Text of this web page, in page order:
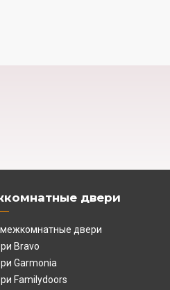
двери
межкомнатные двери
Bravo
Garmonia
Familydoors